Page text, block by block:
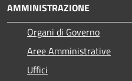
AMMINISTRAZIONE
Organi di Governo
Aree Amministrative
Uffici